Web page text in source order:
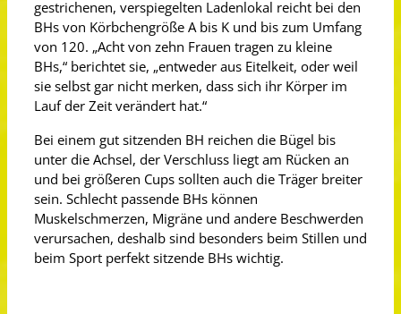
gestrichenen, verspiegelten Ladenlokal reicht bei den
BHs von Körbchengröße A bis K und bis zum Umfang
von 120. „Acht von zehn Frauen tragen zu kleine
BHs,“ berichtet sie, „entweder aus Eitelkeit, oder weil
sie selbst gar nicht merken, dass sich ihr Körper im
Lauf der Zeit verändert hat.“
Bei einem gut sitzenden BH reichen die Bügel bis
unter die Achsel, der Verschluss liegt am Rücken an
und bei größeren Cups sollten auch die Träger breiter
sein. Schlecht passende BHs können
Muskelschmerzen, Migräne und andere Beschwerden
verursachen, deshalb sind besonders beim Stillen und
beim Sport perfekt sitzende BHs wichtig.